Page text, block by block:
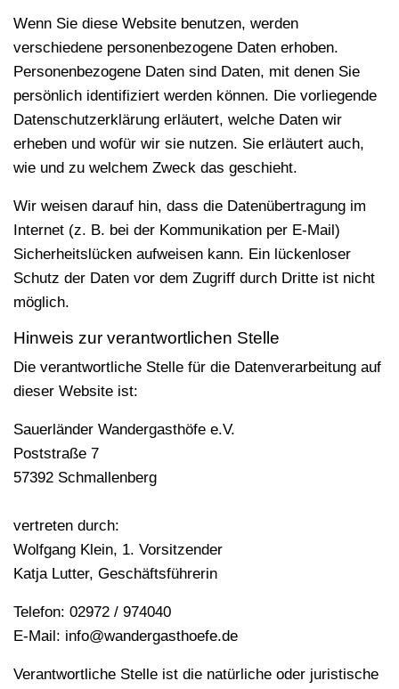
Wenn Sie diese Website benutzen, werden
verschiedene personenbezogene Daten erhoben.
Personenbezogene Daten sind Daten, mit denen Sie
persönlich identifiziert werden können. Die vorliegende
Datenschutzerklärung erläutert, welche Daten wir
erheben und wofür wir sie nutzen. Sie erläutert auch,
wie und zu welchem Zweck das geschieht.
Wir weisen darauf hin, dass die Datenübertragung im
Internet (z. B. bei der Kommunikation per E-Mail)
Sicherheitslücken aufweisen kann. Ein lückenloser
Schutz der Daten vor dem Zugriff durch Dritte ist nicht
möglich.
Hinweis zur verantwortlichen Stelle
Die verantwortliche Stelle für die Datenverarbeitung auf
dieser Website ist:
Sauerländer Wandergasthöfe e.V.
Poststraße 7
57392 Schmallenberg
vertreten durch:
Wolfgang Klein, 1. Vorsitzender
Katja Lutter, Geschäftsführerin
Telefon: 02972 / 974040
E-Mail: info@wandergasthoefe.de
Verantwortliche Stelle ist die natürliche oder juristische